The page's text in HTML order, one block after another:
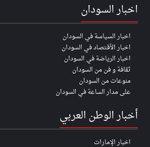
اخبار السودان
اخبار السياسة في السودان
اخبار الأقتصاد في السودان
اخبار الرياضة في السودان
ثقافة و فن من السودان
منوعات من السودان
على مدار الساعة في السودان
أخبار الوطن العربي
اخبار الإمارات